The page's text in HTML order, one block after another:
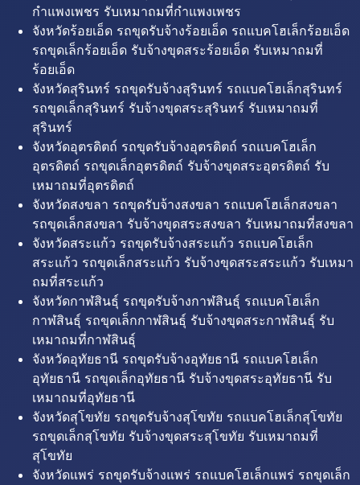
กำแพงเพชร รับเหมาถมที่กำแพงเพชร
จังหวัดร้อยเอ็ด รถขุดรับจ้างร้อยเอ็ด รถแบคโฮเล็กร้อยเอ็ด
รถขุดเล็กร้อยเอ็ด รับจ้างขุดสระร้อยเอ็ด รับเหมาถมที่
ร้อยเอ็ด
จังหวัดสุรินทร์ รถขุดรับจ้างสุรินทร์ รถแบคโฮเล็กสุรินทร์
รถขุดเล็กสุรินทร์ รับจ้างขุดสระสุรินทร์ รับเหมาถมที่
สุรินทร์
จังหวัดอุตรดิตถ์ รถขุดรับจ้างอุตรดิตถ์ รถแบคโฮเล็ก
อุตรดิตถ์ รถขุดเล็กอุตรดิตถ์ รับจ้างขุดสระอุตรดิตถ์ รับ
เหมาถมที่อุตรดิตถ์
จังหวัดสงขลา รถขุดรับจ้างสงขลา รถแบคโฮเล็กสงขลา
รถขุดเล็กสงขลา รับจ้างขุดสระสงขลา รับเหมาถมที่สงขลา
จังหวัดสระแก้ว รถขุดรับจ้างสระแก้ว รถแบคโฮเล็ก
สระแก้ว รถขุดเล็กสระแก้ว รับจ้างขุดสระสระแก้ว รับเหมา
ถมที่สระแก้ว
จังหวัดกาฬสินธุ์ รถขุดรับจ้างกาฬสินธุ์ รถแบคโฮเล็ก
กาฬสินธุ์ รถขุดเล็กกาฬสินธุ์ รับจ้างขุดสระกาฬสินธุ์ รับ
เหมาถมที่กาฬสินธุ์
จังหวัดอุทัยธานี รถขุดรับจ้างอุทัยธานี รถแบคโฮเล็ก
อุทัยธานี รถขุดเล็กอุทัยธานี รับจ้างขุดสระอุทัยธานี รับ
เหมาถมที่อุทัยธานี
จังหวัดสุโขทัย รถขุดรับจ้างสุโขทัย รถแบคโฮเล็กสุโขทัย
รถขุดเล็กสุโขทัย รับจ้างขุดสระสุโขทัย รับเหมาถมที่
สุโขทัย
จังหวัดแพร่ รถขุดรับจ้างแพร่ รถแบคโฮเล็กแพร่ รถขุดเล็ก